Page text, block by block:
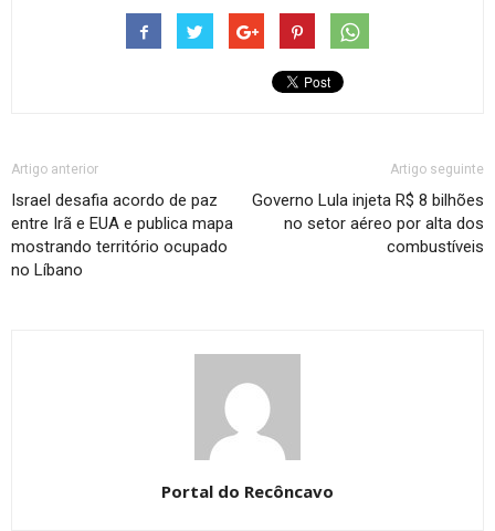
Artigo anterior
Israel desafia acordo de paz
entre Irã e EUA e publica mapa
mostrando território ocupado
no Líbano
Artigo seguinte
Governo Lula injeta R$ 8 bilhões
no setor aéreo por alta dos
combustíveis
Portal do Recôncavo